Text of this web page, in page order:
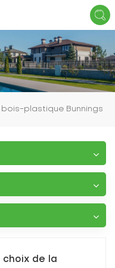
plastique Bunnings
de la